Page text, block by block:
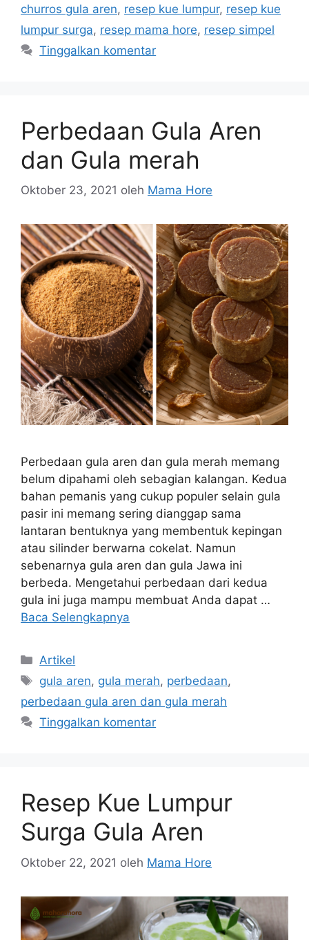
churros gula aren, resep kue lumpur, resep kue
lumpur surga, resep mama hore, resep simpel
Tinggalkan komentar
Perbedaan Gula Aren
dan Gula merah
Oktober 23, 2021 oleh Mama Hore
Perbedaan gula aren dan gula merah memang
belum dipahami oleh sebagian kalangan. Kedua
bahan pemanis yang cukup populer selain gula
pasir ini memang sering dianggap sama
lantaran bentuknya yang membentuk kepingan
atau silinder berwarna cokelat. Namun
sebenarnya gula aren dan gula Jawa ini
berbeda. Mengetahui perbedaan dari kedua
gula ini juga mampu membuat Anda dapat …
Baca Selengkapnya
Artikel
gula aren, gula merah, perbedaan,
perbedaan gula aren dan gula merah
Tinggalkan komentar
Resep Kue Lumpur
Surga Gula Aren
Oktober 22, 2021 oleh Mama Hore